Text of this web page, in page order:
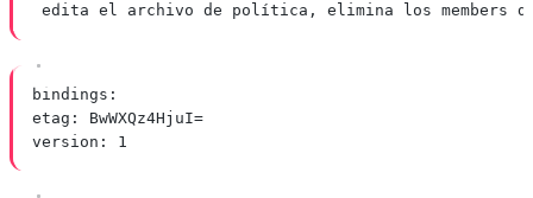
edita el archivo de política, elimina los members
bindings:
etag: BwWXQz4HjuI=
version: 1